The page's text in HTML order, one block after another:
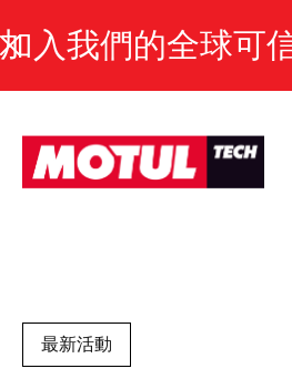
加入我們的全球可
最新活動